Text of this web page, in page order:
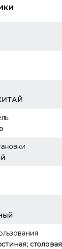
столовая